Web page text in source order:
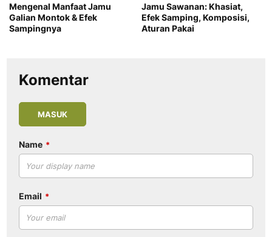
Mengenal Manfaat Jamu
Galian Montok & Efek
Sampingnya
Jamu Sawanan: Khasiat,
Efek Samping, Komposisi,
Aturan Pakai
Komentar
MASUK
Name
Email